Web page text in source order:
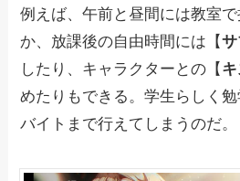
例えば、午前と昼間には教室
か、放課後の自由時間には【
したり、キャラクターとの【
めたりもできる。学生らしく
バイトまで行えてしまうのだ。